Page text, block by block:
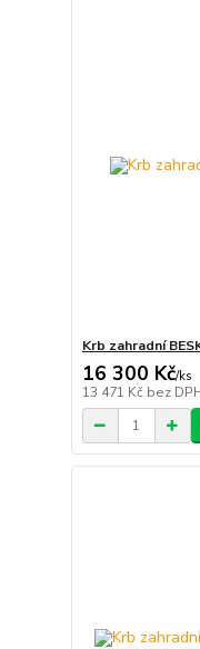
Krb zahradní
16 300 Kč/ks
13 471 Kč bez